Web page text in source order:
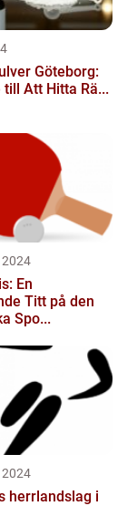
Göteborg:
till Att Hitta Rä...
2024
En
Titt på den
Spo...
2024
herrlandslag i